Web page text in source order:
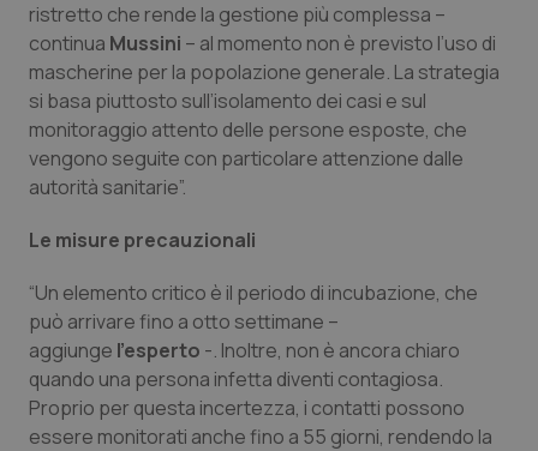
Toscana
Umbria
Valle D’Aosta
Obesità
Oftalmologia
Oncodermatologia
Oncologia & Nutrizione
Psoriasi & pelle
Quotidiano Cardiologia
ristretto che rende la gestione più complessa –
continua Mussini – al momento non è previsto l’uso di
mascherine per la popolazione generale. La strategia
si basa piuttosto sull’isolamento dei casi e sul
monitoraggio attento delle persone esposte, che
vengono seguite con particolare attenzione dalle
autorità sanitarie”.
Le misure precauzionali
“Un elemento critico è il periodo di incubazione, che
può arrivare fino a otto settimane –
aggiunge l’esperto -. Inoltre, non è ancora chiaro
quando una persona infetta diventi contagiosa.
Proprio per questa incertezza, i contatti possono
essere monitorati anche fino a 55 giorni, rendendo la